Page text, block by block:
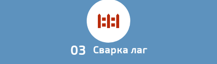
03 Сварка лаг